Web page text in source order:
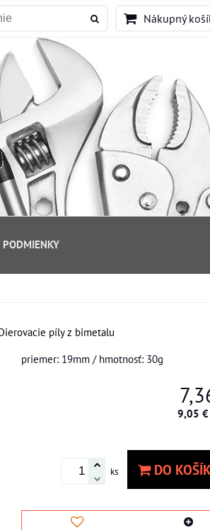
Nákupný
PODMIENKY
píly z bimetalu
priemer: 19mm / hmotnosť: 30g
9,05 €
ks DO